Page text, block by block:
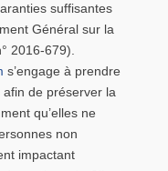
suffisantes
Général sur la
2016-679).
s’engage à prendre
de préserver la
qu’elles ne
non
impactant